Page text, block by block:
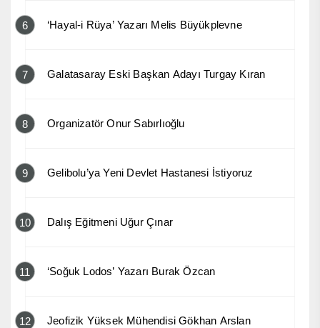
6 ‘Hayal-i Rüya’ Yazarı Melis Büyükplevne
7 Galatasaray Eski Başkan Adayı Turgay Kıran
8 Organizatör Onur Sabırlıoğlu
9 Gelibolu’ya Yeni Devlet Hastanesi İstiyoruz
10 Dalış Eğitmeni Uğur Çınar
11 ‘Soğuk Lodos’ Yazarı Burak Özcan
12 Jeofizik Yüksek Mühendisi Gökhan Arslan